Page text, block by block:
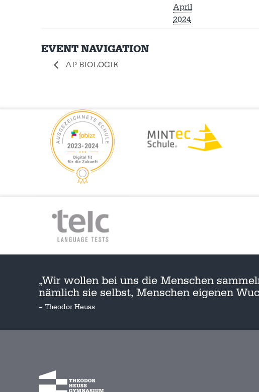
April
2024
EVENT NAVIGATION
AP BIOLOGIE
„Wir wollen bei uns die Menschen
nämlich sie selbst, Menschen eigenen
– Theodor Heuss